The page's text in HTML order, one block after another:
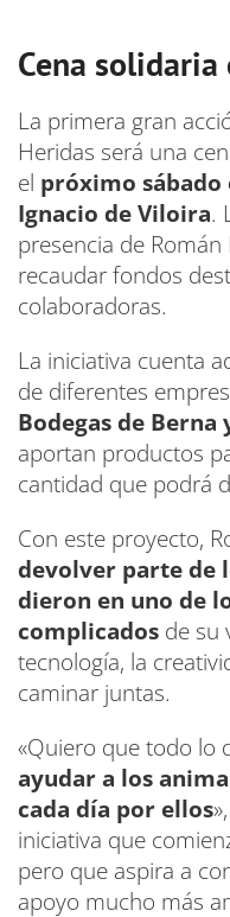
Cena
La primera gran
Heridas será una
el próximo sábado
Ignacio de Viloira.
presencia de
recaudar fondos
colaboradoras.
La iniciativa cuenta
de diferentes
Bodegas de Berna
aportan productos
cantidad que podrá
Con este proyecto,
devolver parte de
dieron en uno de
complicados de su
tecnología, la
caminar juntas.
«Quiero que todo lo
ayudar a los
cada día por ellos
iniciativa que
pero que aspira a
apoyo mucho más